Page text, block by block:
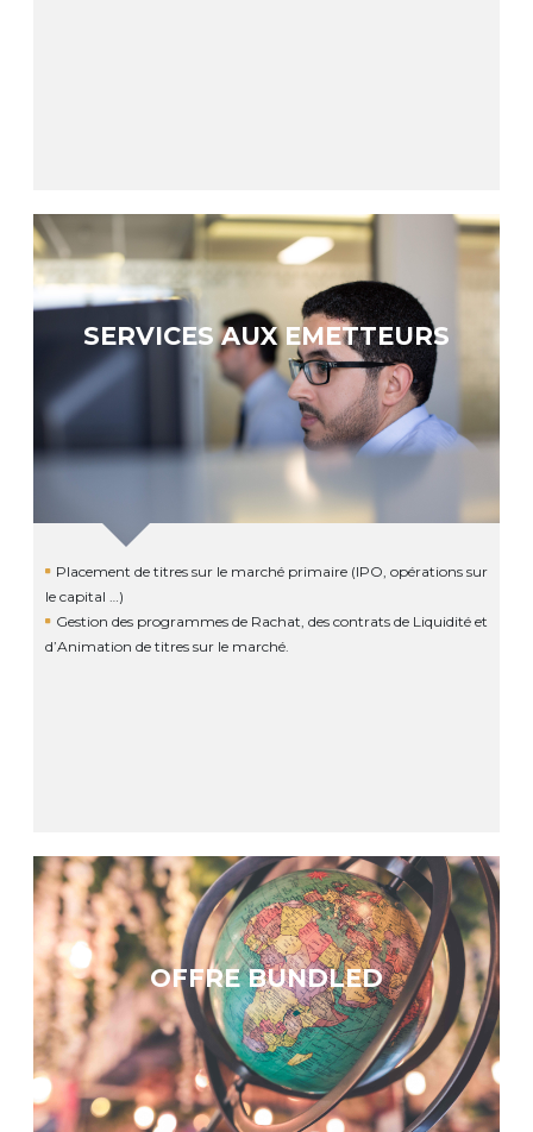
SERVICES AUX EMETTEURS
Placement de titres sur le marché primaire (IPO, opérations sur
le capital …)
Gestion des programmes de Rachat, des contrats de Liquidité et
d’Animation de titres sur le marché.
OFFRE BUNDLED